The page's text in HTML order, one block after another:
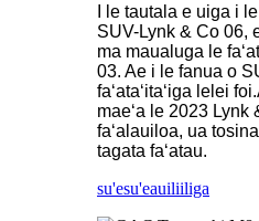
I le tautala e uiga i
SUV-Lynk & Co 06,
ma maualuga le
03. Ae i le fanua o
faʻataʻitaʻiga lelei
maeʻa le 2023 Lynk
faʻalauiloa, ua
tagata faʻatau.
su'esu'eauiliiliga